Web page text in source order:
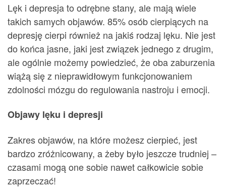
Lęk i depresja to odrębne stany, ale mają wiele
takich samych objawów. 85% osób cierpiących na
depresję cierpi również na jakiś rodzaj lęku. Nie jest
do końca jasne, jaki jest związek jednego z drugim,
ale ogólnie możemy powiedzieć, że oba zaburzenia
wiążą się z nieprawidłowym funkcjonowaniem
zdolności mózgu do regulowania nastroju i emocji.
Objawy lęku i depresji
Zakres objawów, na które możesz cierpieć, jest
bardzo zróżnicowany, a żeby było jeszcze trudniej –
czasami mogą one sobie nawet całkowicie sobie
zaprzeczać!